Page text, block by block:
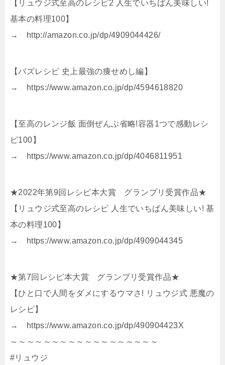
【リュウジ式至高のレシピ2 人生でいちばん美味しい!
基本の料理100】
→ http://amazon.co.jp/dp/4909044426/
【バズレシピ 史上最強の痩せめし編】
→ https://www.amazon.co.jp/dp/4594618820
【至高のレンジ飯 面倒ぜんぶ省略!容器1つで感動レシ
ピ100】
→ https://www.amazon.co.jp/dp/4046811951
★2022年第9回レシピ本大賞 グランプリ受賞作品★
【リュウジ式至高のレシピ 人生でいちばん美味しい! 基
本の料理100】
→ https://www.amazon.co.jp/dp/4909044345
★第7回レシピ本大賞 グランプリ受賞作品★
【ひと口で人間をダメにするウマさ! リュウジ式 悪魔の
レシピ】
→ https://www.amazon.co.jp/dp/490904423X
～～～～～～～～～～～～～～～～～～
#リュウジ